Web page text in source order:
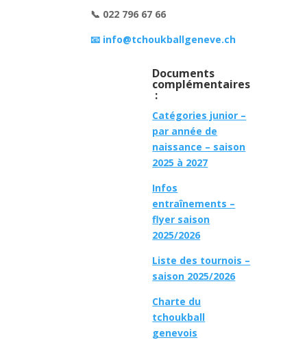
📞 022 796 67 66
📧 info@tchoukballgeneve.ch
Documents
complémentaires
:
Catégories junior –
par année de
naissance – saison
2025 à 2027
Infos
entraînements –
flyer saison
2025/2026
Liste des tournois –
saison 2025/2026
Charte du
tchoukball
genevois